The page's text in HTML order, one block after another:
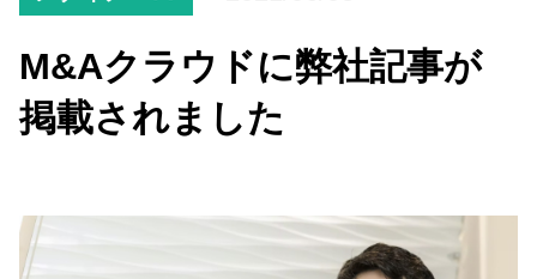
M&Aクラウドに弊社記事が
掲載されました